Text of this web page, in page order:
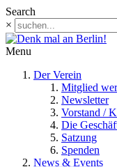
Search
×
Menu
Der Verein
Mitglied
Newsletter
Vorstand /
Die
Satzung
Spenden
News & Events